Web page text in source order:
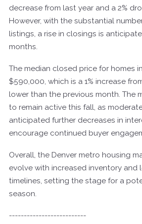
decrease from last year and a 2%
However, with the substantial
listings, a rise in closings is
months.
The median closed price for homes
$590,000, which is a 1% increase
lower than the previous month. The
to remain active this fall, as
anticipated further decreases in
encourage continued buyer
Overall, the Denver metro housing
evolve with increased inventory and
timelines, setting the stage for a
season.
--------------------------